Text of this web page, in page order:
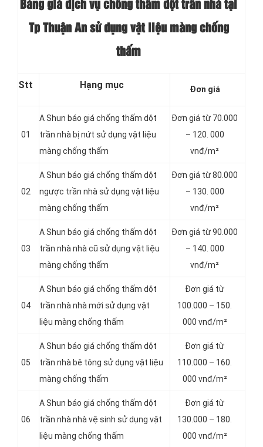
Bảng giá dịch vụ chống thấm dột trần nhà tại
Tp Thuận An sử dụng vật liệu màng chống
thấm
Stt Hạng mục Đơn giá
01
A Shun báo giá chống thấm dột
trần nhà bị nứt sử dụng vật liệu
màng chống thấm
Đơn giá từ 70.000
– 120. 000
vnđ/m²
02
A Shun báo giá chống thấm dột
ngược trần nhà sử dụng vật liệu
màng chống thấm
Đơn giá từ 80.000
– 130. 000
vnđ/m²
03
A Shun báo giá chống thấm dột
trần nhà nhà cũ sử dụng vật liệu
màng chống thấm
Đơn giá từ 90.000
– 140. 000
vnđ/m²
04
A Shun báo giá chống thấm dột
trần nhà nhà mới sử dụng vật
liệu màng chống thấm
Đơn giá từ
100.000 – 150.
000 vnđ/m²
05
A Shun báo giá chống thấm dột
trần nhà bê tông sử dụng vật liệu
màng chống thấm
Đơn giá từ
110.000 – 160.
000 vnđ/m²
06
A Shun báo giá chống thấm dột
trần nhà nhà vệ sinh sử dụng vật
liệu màng chống thấm
Đơn giá từ
130.000 – 180.
000 vnđ/m²